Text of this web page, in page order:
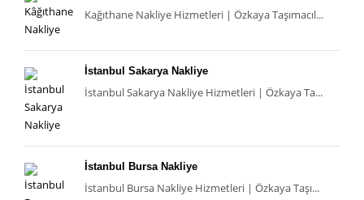
Hizmetleriyle Fark Yaratan Bir
Portföy
Öz Kaya Taşımacılık’ın sunduğu başlıca hizmetler şunlardır:
Evden Eve Nakliyat
Eşyaların hassas paketlenmesi, modern araçlarla güvenli
taşınması ve yeni adreste eksiksiz kurulum.
Kırılacak eşyalar için özel ambalaj ve sigorta seçenekleri.
Kağıthane Nakliye Hizmetleri | Özkaya Taşımacıl...
İstanbul Sakarya Nakliye
İstanbul Sakarya Nakliye Hizmetleri | Özkaya Ta...
İstanbul Bursa Nakliye
İstanbul Bursa Nakliye Hizmetleri | Özkaya Taşı...